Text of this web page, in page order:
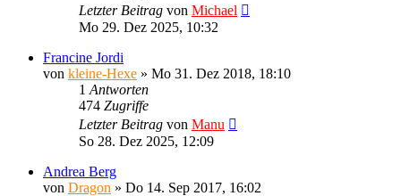
Letzter Beitrag von Michael
Mo 29. Dez 2025, 10:32
Francine Jordi
von kleine-Hexe » Mo 31. Dez 2018, 18:10
1 Antworten
474 Zugriffe
Letzter Beitrag von Manu
So 28. Dez 2025, 12:09
Andrea Berg
von Dragon » Do 14. Sep 2017, 16:02